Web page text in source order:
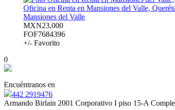
Oficina en Renta en Mansiones del Valle,
Mansiones del Valle
MXN23,000
FOF7684396
+/- Favorito
0
Encuéntranos en
442 2919476
Armando Birlain 2001 Corporativo I piso 15-A